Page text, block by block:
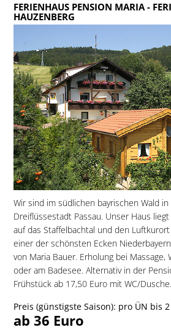
FERIENHAUS PENSION MARIA-
HAUZENBERG
Wir sind im südlichen bayrischen Wald
Dreiflüssestadt Passau. Unser Haus
auf das Staffelbachtal und den
einer der schönsten Ecken
von Maria Bauer. Erholung bei Massage,
oder am Badesee. Alternativ in der
Frühstück ab 17,50 Euro mit WC/
Preis (günstigste Saison): pro ÜN bis
ab 36 Euro